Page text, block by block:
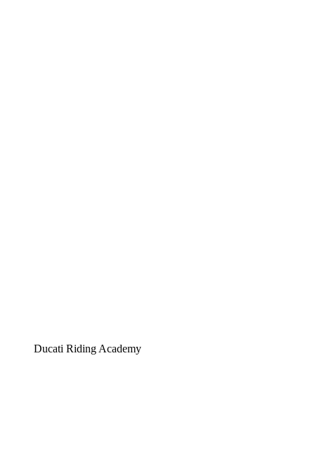
Ducati Riding Academy